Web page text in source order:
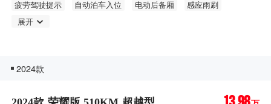
疲劳驾驶提示 自动泊车入位 电动后备厢
感应雨刷
展开
2024款